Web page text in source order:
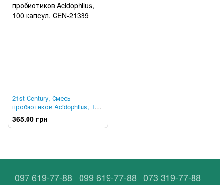
21st Century, Смесь
пробиотиков Acidophilus, 100
капсул, CEN-21339
365.00 грн
097 619-77-88 099 619-77-88 073 319-77-88